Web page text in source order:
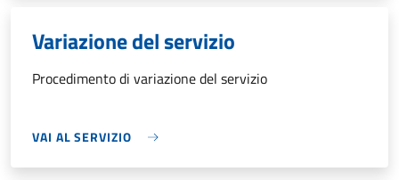
Variazione del servizio
Procedimento di variazione del servizio
VAI AL SERVIZIO